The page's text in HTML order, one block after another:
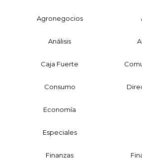
Agronegocios
Análisis
Caja Fuerte
Consumo
Economía
Especiales
Finanzas